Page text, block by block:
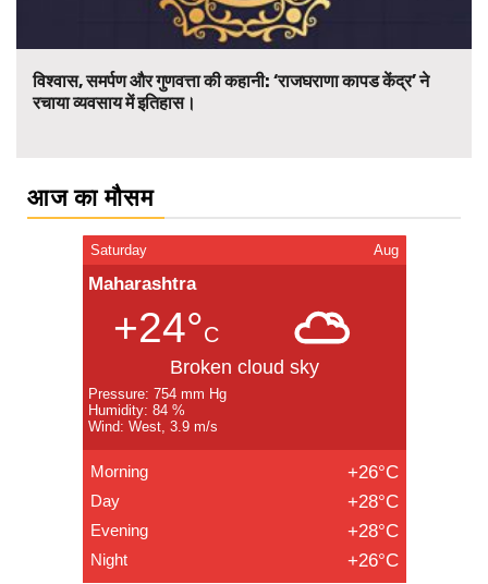
विश्वास, समर्पण और गुणवत्ता की कहानी: ‘राजघराणा कापड केंद्र’ ने
रचाया व्यवसाय में इतिहास।
आज का मौसम
Saturday Aug
Maharashtra
+24°C
Broken cloud sky
Pressure: 754 mm Hg
Humidity: 84 %
Wind: West, 3.9 m/s
Morning +26°C
Day +28°C
Evening +28°C
Night +26°C